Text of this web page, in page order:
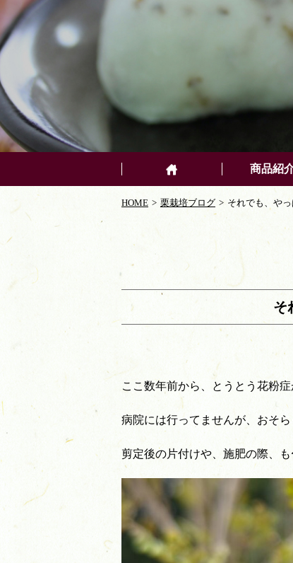
商品紹
HOME 栗栽培ブログ それでも、や
そ
ここ数年前から、とうとう花粉
病院には行ってませんが、おそ
剪定後の片付けや、施肥の際、